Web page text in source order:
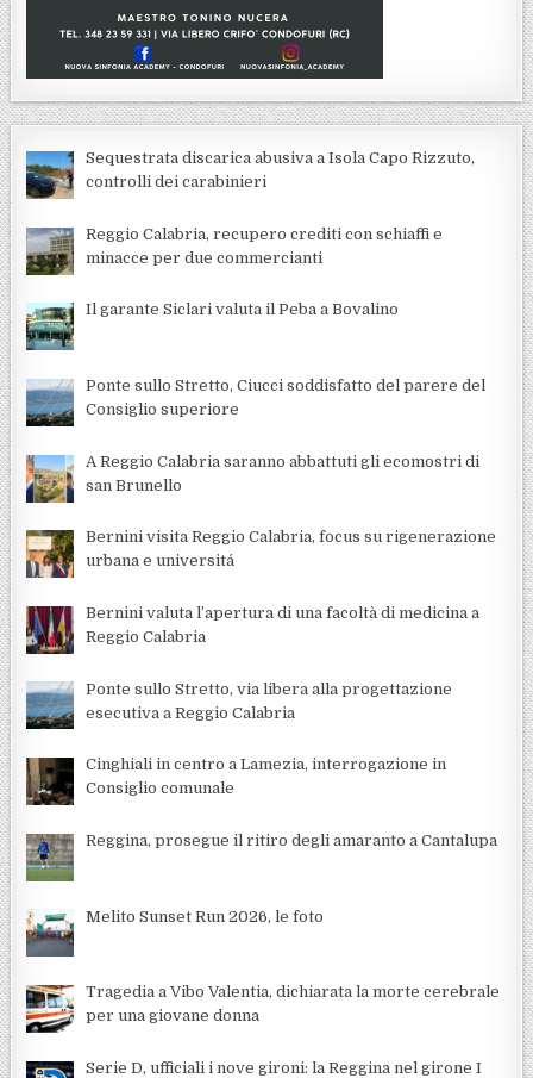
Sequestrata discarica abusiva a Isola Capo Rizzuto,
controlli dei carabinieri
Reggio Calabria, recupero crediti con schiaffi e
minacce per due commercianti
Il garante Siclari valuta il Peba a Bovalino
Ponte sullo Stretto, Ciucci soddisfatto del parere del
Consiglio superiore
A Reggio Calabria saranno abbattuti gli ecomostri di
san Brunello
Bernini visita Reggio Calabria, focus su rigenerazione
urbana e universitá
Bernini valuta l’apertura di una facoltà di medicina a
Reggio Calabria
Ponte sullo Stretto, via libera alla progettazione
esecutiva a Reggio Calabria
Cinghiali in centro a Lamezia, interrogazione in
Consiglio comunale
Reggina, prosegue il ritiro degli amaranto a Cantalupa
Melito Sunset Run 2026, le foto
Tragedia a Vibo Valentia, dichiarata la morte cerebrale
per una giovane donna
Serie D, ufficiali i nove gironi: la Reggina nel girone I